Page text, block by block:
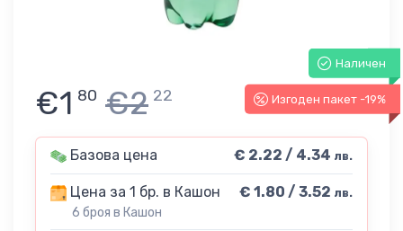
Наличен
Изгоден пакет -19%
€1 80 €2 22
Базова цена € 2.22 / 4.34 лв.
Цена за 1 бр. в Кашон
6 броя в Кашон
€ 1.80 / 3.52 лв.